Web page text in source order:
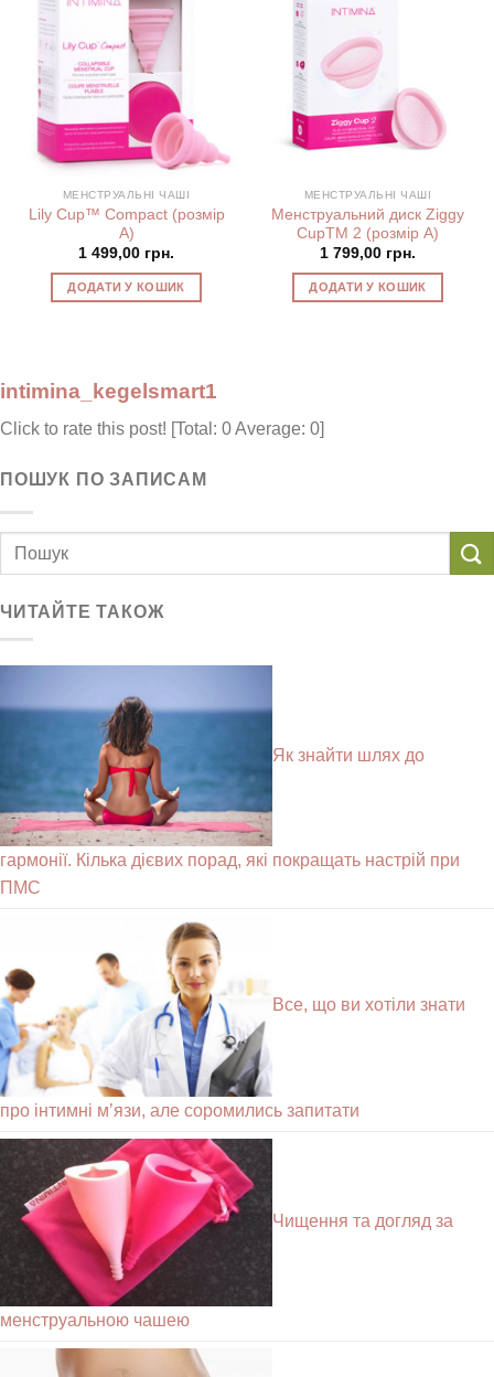
МЕНСТРУАЛЬНІ ЧАШІ
Lily Cup™ Compact (розмір
А)
1 499,00 грн.
ДОДАТИ У КОШИК
МЕНСТРУАЛЬНІ ЧАШІ
Менструальний диск Ziggy
CupTM 2 (розмір А)
1 799,00 грн.
ДОДАТИ У КОШИК
intimina_kegelsmart1
Click to rate this post! [Total: 0 Average: 0]
ПОШУК ПО ЗАПИСАМ
ЧИТАЙТЕ ТАКОЖ
Як знайти шлях до
гармонії. Кілька дієвих порад, які покращать настрій при
ПМС
Все, що ви хотіли знати
про інтимні м’язи, але соромились запитати
Чищення та догляд за
менструальною чашею